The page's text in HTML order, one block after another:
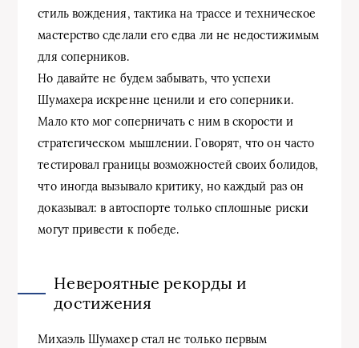
стиль вождения, тактика на трассе и техническое
мастерство сделали его едва ли не недостижимым
для соперников.
Но давайте не будем забывать, что успехи
Шумахера искренне ценили и его соперники.
Мало кто мог соперничать с ним в скорости и
стратегическом мышлении. Говорят, что он часто
тестировал границы возможностей своих болидов,
что иногда вызывало критику, но каждый раз он
доказывал: в автоспорте только сплошные риски
могут привести к победе.
Невероятные рекорды и
достижения
Михаэль Шумахер стал не только первым